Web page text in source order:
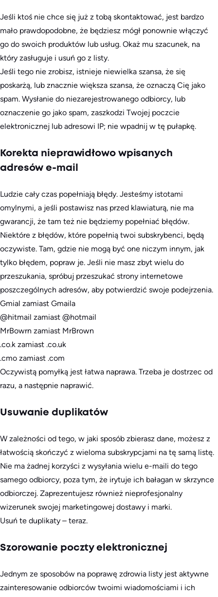
Jeśli ktoś nie chce się już z tobą skontaktować, jest bardzo
mało prawdopodobne, że będziesz mógł ponownie włączyć
go do swoich produktów lub usług. Okaż mu szacunek, na
który zasługuje i usuń go z listy.
Jeśli tego nie zrobisz, istnieje niewielka szansa, że się
poskarżą, lub znacznie większa szansa, że oznaczą Cię jako
spam. Wysłanie do niezarejestrowanego odbiorcy, lub
oznaczenie go jako spam, zaszkodzi Twojej poczcie
elektronicznej lub adresowi IP; nie wpadnij w tę pułapkę.
Korekta nieprawidłowo wpisanych
adresów e-mail
Ludzie cały czas popełniają błędy. Jesteśmy istotami
omylnymi, a jeśli postawisz nas przed klawiaturą, nie ma
gwarancji, że tam też nie będziemy popełniać błędów.
Niektóre z błędów, które popełnią twoi subskrybenci, będą
oczywiste. Tam, gdzie nie mogą być one niczym innym, jak
tylko błędem, popraw je. Jeśli nie masz zbyt wielu do
przeszukania, spróbuj przeszukać strony internetowe
poszczególnych adresów, aby potwierdzić swoje podejrzenia.
Gmial zamiast Gmaila
@hitmail zamiast @hotmail
MrBowrn zamiast MrBrown
.co.k zamiast .co.uk
.cmo zamiast .com
Oczywistą pomyłką jest łatwa naprawa. Trzeba je dostrzec od
razu, a następnie naprawić.
Usuwanie duplikatów
W zależności od tego, w jaki sposób zbierasz dane, możesz z
łatwością skończyć z wieloma subskrypcjami na tę samą listę.
Nie ma żadnej korzyści z wysyłania wielu e-maili do tego
samego odbiorcy, poza tym, że irytuje ich bałagan w skrzynce
odbiorczej. Zaprezentujesz również nieprofesjonalny
wizerunek swojej marketingowej dostawy i marki.
Usuń te duplikaty – teraz.
Szorowanie poczty elektronicznej
Jednym ze sposobów na poprawę zdrowia listy jest aktywne
zainteresowanie odbiorców twoimi wiadomościami i ich